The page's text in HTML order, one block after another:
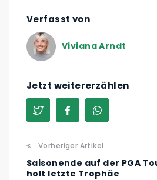
Verfasst von
Viviana Arndt
Jetzt weitererzählen
Vorheriger Artikel
Saisonende auf der PGA
holt letzte Trophäe